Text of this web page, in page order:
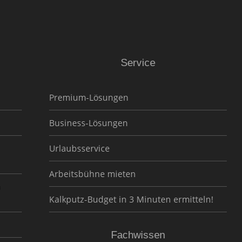
Service
Premium-Lösungen
Business-Lösungen
Urlaubsservice
Arbeitsbühne mieten
Kalkputz-Budget in 3 Minuten ermitteln!
Fachwissen